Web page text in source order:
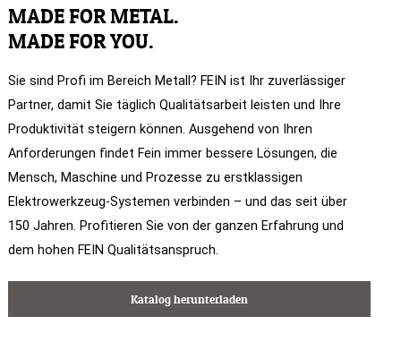
MADE FOR METAL.
MADE FOR YOU.
Sie sind Profi im Bereich Metall? FEIN ist Ihr zuverlässiger
Partner, damit Sie täglich Qualitätsarbeit leisten und Ihre
Produktivität steigern können. Ausgehend von Ihren
Anforderungen findet Fein immer bessere Lösungen, die
Mensch, Maschine und Prozesse zu erstklassigen
Elektrowerkzeug-Systemen verbinden – und das seit über
150 Jahren. Profitieren Sie von der ganzen Erfahrung und
dem hohen FEIN Qualitätsanspruch.
Katalog herunterladen